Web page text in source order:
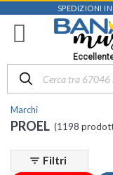
SPEDIZIONI
Marchi
PROEL (1198
Filtra
i
risultati
Disponibile
in
Negozio
Music |
Vicenza
filter_list Filtri